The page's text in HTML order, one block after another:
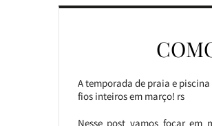
A temporada de praia e
fios inteiros em março! rs
Nesse post vamos focar em